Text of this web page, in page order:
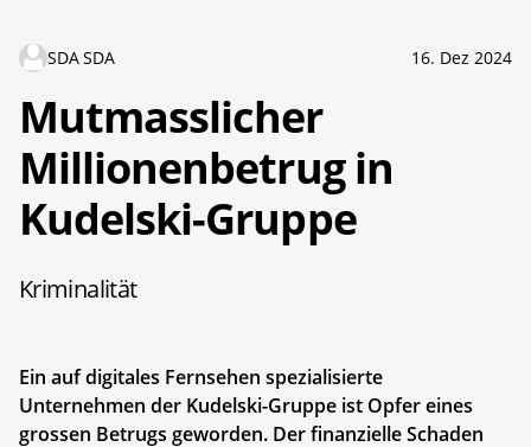
SDA SDA 16. Dez 2024
Mutmasslicher
Millionenbetrug in
Kudelski-Gruppe
Kriminalität
Ein auf digitales Fernsehen spezialisierte
Unternehmen der Kudelski-Gruppe ist Opfer eines
grossen Betrugs geworden. Der finanzielle Schaden